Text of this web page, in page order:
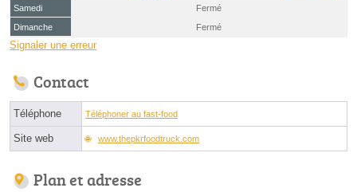
Samedi
Fermé
Dimanche
Fermé
Signaler une erreur
Contact
Téléphone Téléphoner au fast-food
Site web www.thepkrfoodtruck.com
Plan et adresse